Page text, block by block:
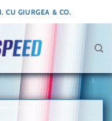
CU GIURGEA & CO.